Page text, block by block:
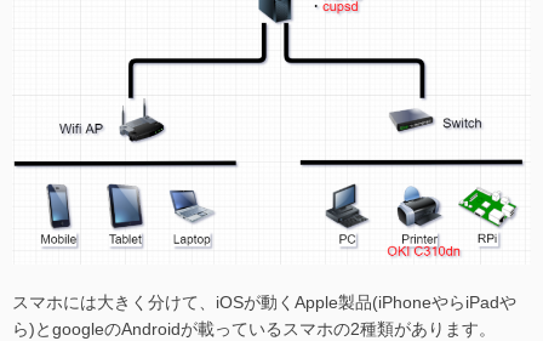
スマホには大きく分けて、iOSが動くApple製品(iPhoneやらiPadや
ら)とgoogleのAndroidが載っているスマホの2種類があります。